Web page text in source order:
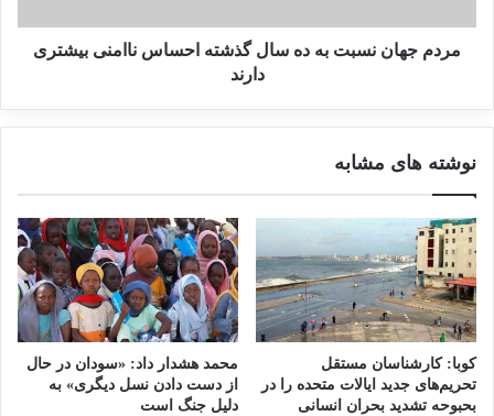
بنوعی جنایت علیه بشریت بوده و کسانی که این وضعیت را می
بینند و سکوت می کنند، شریک این جرم هستند.
کپی لینک
مردم جهان نسبت به ده سال گذشته احساس ناامنی بیشتری
دارند
نوشته های مشابه
کوبا: کارشناسان مستقل
تحریم‌های جدید ایالات متحده را در
بحبوحه تشدید بحران انسانی
محمد هشدار داد: «سودان در حال
از دست دادن نسل دیگری» به
دلیل جنگ است